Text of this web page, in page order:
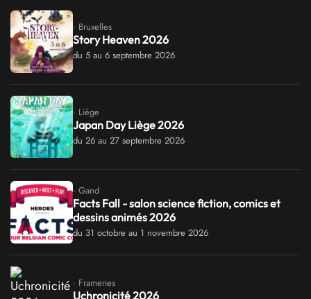
· Bruxelles
Story Heaven 2026
du 5 au 6 septembre 2026
· Liège
Japan Day Liège 2026
du 26 au 27 septembre 2026
· Gand
Facts Fall - salon science fiction, comics et
dessins animés 2026
du 31 octobre au 1 novembre 2026
· Frameries
Uchronicité 2026